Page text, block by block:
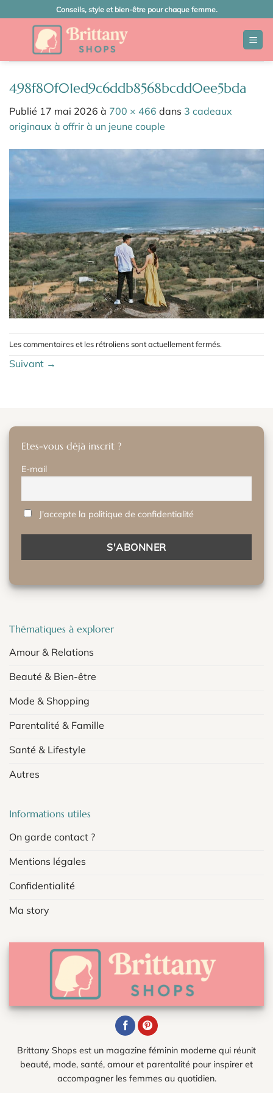
au
Conseils, style et bien-être pour chaque femme.
498f80f01ed9c6ddb8568bcdd0ee5bda
Publié 17 mai 2026 à 700 × 466 dans 3 cadeaux
originaux à offrir à un jeune couple
Les commentaires et les rétroliens sont actuellement fermés.
Suivant →
Etes-vous déjà inscrit ?
E-mail
J'accepte la politique de confidentialité
Thématiques à explorer
Amour & Relations
Beauté & Bien-être
Mode & Shopping
Parentalité & Famille
Santé & Lifestyle
Autres
Informations utiles
On garde contact ?
Mentions légales
Confidentialité
Ma story
Brittany Shops est un magazine féminin moderne qui réunit
beauté, mode, santé, amour et parentalité pour inspirer et
accompagner les femmes au quotidien.